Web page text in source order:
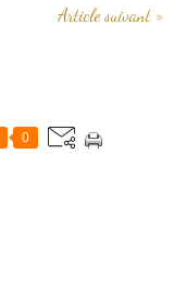
Article suivant »
0